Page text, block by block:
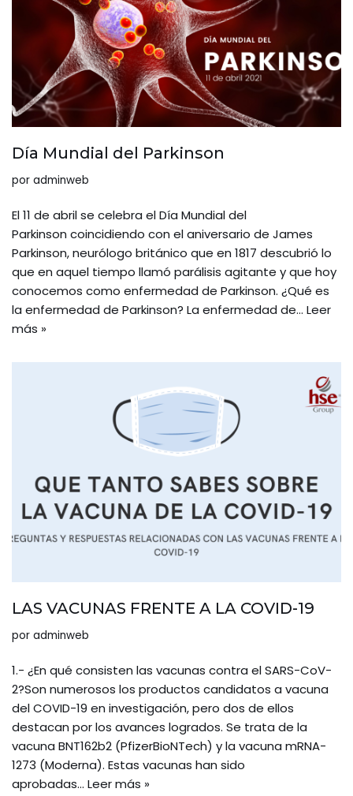
Día Mundial del Parkinson
por adminweb
El 11 de abril se celebra el Día Mundial del
Parkinson coincidiendo con el aniversario de James
Parkinson, neurólogo británico que en 1817 descubrió lo
que en aquel tiempo llamó parálisis agitante y que hoy
conocemos como enfermedad de Parkinson. ¿Qué es
la enfermedad de Parkinson? La enfermedad de… Leer
más »
LAS VACUNAS FRENTE A LA COVID-19
por adminweb
1.- ¿En qué consisten las vacunas contra el SARS-CoV-
2?Son numerosos los productos candidatos a vacuna
del COVID-19 en investigación, pero dos de ellos
destacan por los avances logrados. Se trata de la
vacuna BNT162b2 (PfizerBioNTech) y la vacuna mRNA-
1273 (Moderna). Estas vacunas han sido
aprobadas… Leer más »